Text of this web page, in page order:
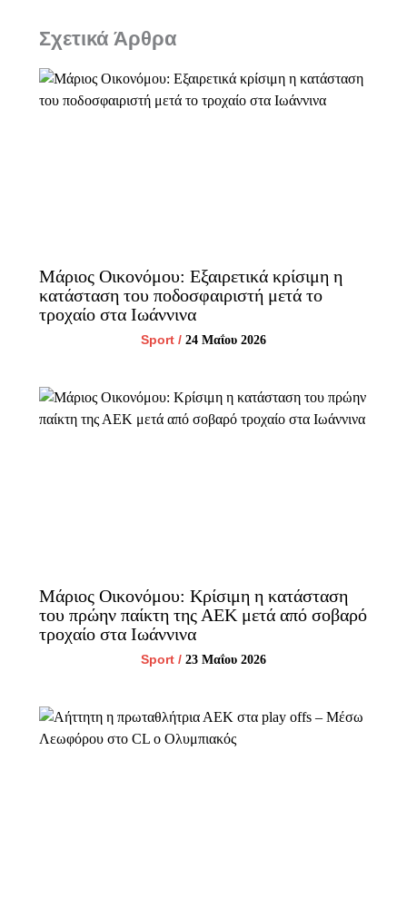
Σχετικά Άρθρα
Μάριος Οικονόμου: Εξαιρετικά κρίσιμη η
κατάσταση του ποδοσφαιριστή μετά το
τροχαίο στα Ιωάννινα
Sport / 24 Μαΐου 2026
Μάριος Οικονόμου: Κρίσιμη η κατάσταση
του πρώην παίκτη της ΑΕΚ μετά από σοβαρό
τροχαίο στα Ιωάννινα
Sport / 23 Μαΐου 2026